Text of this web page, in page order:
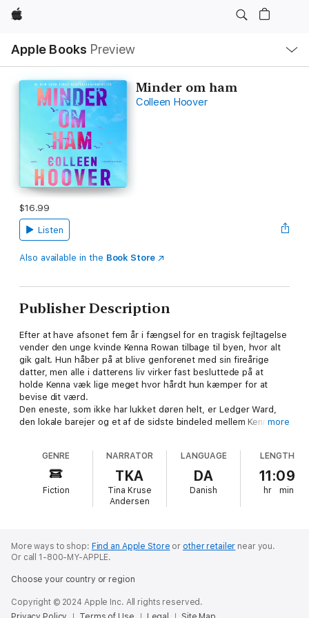
Apple
Apple Books Preview
Nav
Open
Menu
Minder om ham
Colleen Hoover
$16.99
Listen
Also available in the Book Store
Publisher Description
Efter at have afsonet fem år i fængsel for en tragisk fejltagelse
vender den unge kvinde Kenna Rowan tilbage til byen, hvor alt
gik galt. Hun håber på at blive genforenet med sin fireårige
datter, men alle i datterens liv virker fast besluttede på at
holde Kenna væk lige meget hvor hårdt hun kæmper for at
bevise dit værd.
Den eneste, som ikke har lukket døren helt, er Ledger Ward,
den lokale barejer og et af de sidste bindeled mellem Kenna og
bunden.
"Minder om ham" er en gribende roman om at begå
skæbnesvangre fejl og at kæmpe for genoprejsning.
Colleen Hoover har skrevet en lang række romaner, hvoraf flere
tre år i træk vundet Goodreads Choice Award for bedste
more
GENRE
Fiction
NARRATOR
TKA
Tina Kruse
Andersen
LANGUAGE
DA
Danish
LENGTH
11:09
hr min
More ways to shop: Find an Apple Store or other retailer near you.
Or call 1-800-MY-APPLE.
Choose your country or region
Copyright © 2024 Apple Inc. All rights reserved.